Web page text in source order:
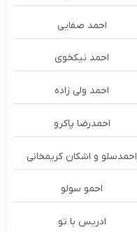
احمد صفایی
احمد نیکخوی
احمد ولی زاده
احمدرضا پاکرو
احمدسلو و اشکان کریمخانی
احمو سولو
ادریس با تو